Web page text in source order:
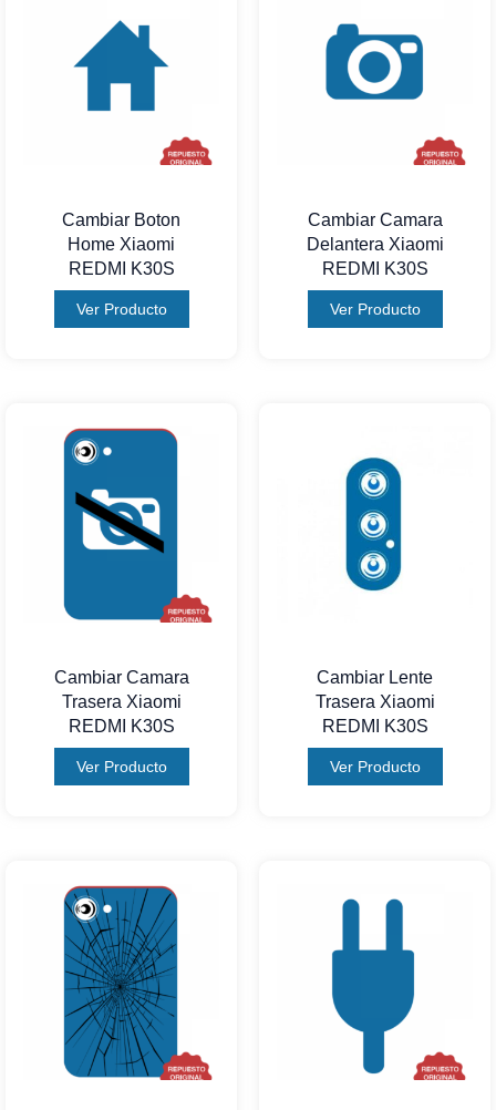
Cambiar Boton
Home Xiaomi
REDMI K30S
Ver Producto
Cambiar Camara
Delantera Xiaomi
REDMI K30S
Ver Producto
Cambiar Camara
Trasera Xiaomi
REDMI K30S
Ver Producto
Cambiar Lente
Trasera Xiaomi
REDMI K30S
Ver Producto